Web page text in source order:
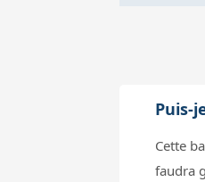
Puis-
Cette
faudra